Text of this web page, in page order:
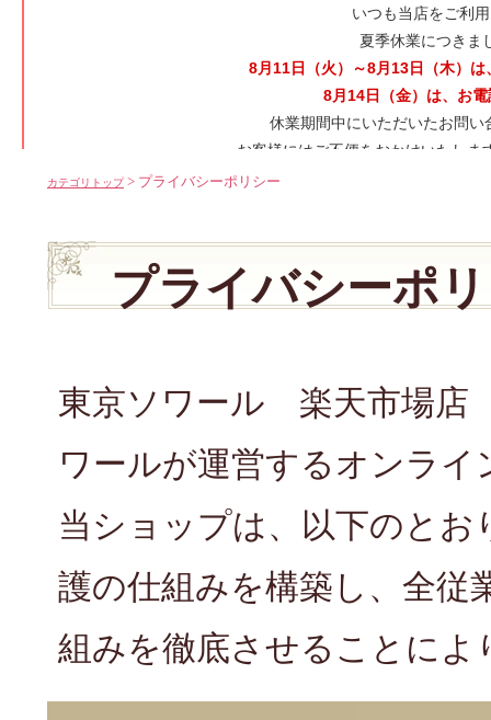
カテゴリトップ> プライバシーポリシー
プライバシーポ
東京ソワール 楽天市場店
ワールが運営するオンラ
当ショップは、以下のとお
護の仕組みを構築し、全従
組みを徹底させることによ